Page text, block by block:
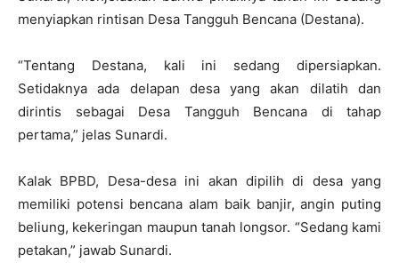
menyiapkan rintisan Desa Tangguh Bencana (Destana).
“Tentang Destana, kali ini sedang dipersiapkan.
Setidaknya ada delapan desa yang akan dilatih dan
dirintis sebagai Desa Tangguh Bencana di tahap
pertama,” jelas Sunardi.
Kalak BPBD, Desa-desa ini akan dipilih di desa yang
memiliki potensi bencana alam baik banjir, angin puting
beliung, kekeringan maupun tanah longsor. “Sedang kami
petakan,” jawab Sunardi.